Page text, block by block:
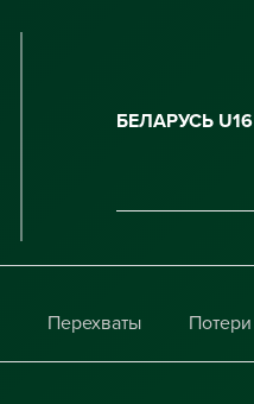
БЕЛАРУСЬ U16
Перехваты Потери